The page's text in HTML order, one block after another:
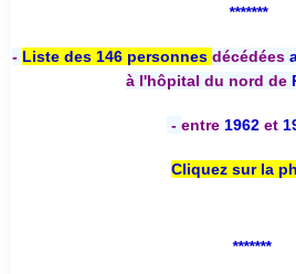
*******
- Liste des 146 personnes décédées
à l'hôpital du nord de
- entre 1962 et
Cliquez sur la
*******